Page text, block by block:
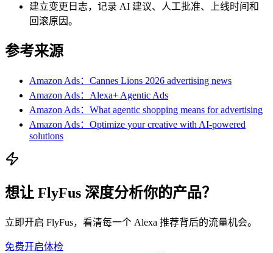
建立变更日志，记录 AI 建议、人工批准、上线时间和
回滚原因。
参考来源
Amazon Ads：Cannes Lions 2026 advertising news
Amazon Ads：Alexa+ Agentic Ads
Amazon Ads：What agentic shopping means for advertising
Amazon Ads：Optimize your creative with AI-powered
solutions
想让 FlyFus 深度分析你的产品？
立即开启 FlyFus，看清每一个 Alexa 推荐背后的流量机会。
免费开启体检